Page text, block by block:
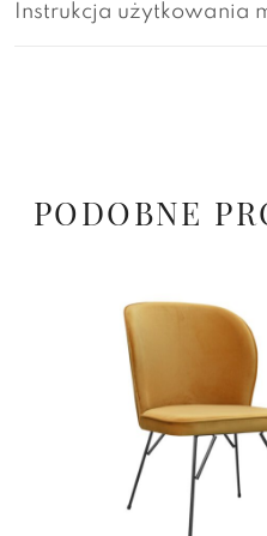
Instrukcja użytkowania
PODOBNE